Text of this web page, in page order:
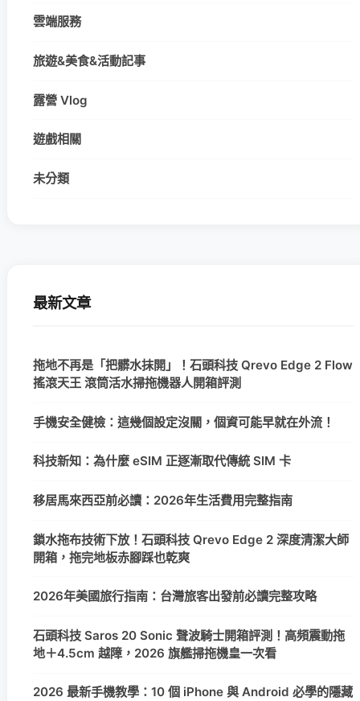
雲端服務
旅遊&美食&活動記事
露營 Vlog
遊戲相關
未分類
最新文章
拖地不再是「把髒水抹開」！石頭科技 Qrevo Edge 2 Flow
搖滾天王 滾筒活水掃拖機器人開箱評測
手機安全健檢：這幾個設定沒關，個資可能早就在外流！
科技新知：為什麼 eSIM 正逐漸取代傳統 SIM 卡
移居馬來西亞前必讀：2026年生活費用完整指南
鎖水拖布技術下放！石頭科技 Qrevo Edge 2 深度清潔大師
開箱，拖完地板赤腳踩也乾爽
2026年美國旅行指南：台灣旅客出發前必讀完整攻略
石頭科技 Saros 20 Sonic 聲波騎士開箱評測！高頻震動拖
地＋4.5cm 越障，2026 旗艦掃拖機皇一次看
2026 最新手機教學：10 個 iPhone 與 Android 必學的隱藏